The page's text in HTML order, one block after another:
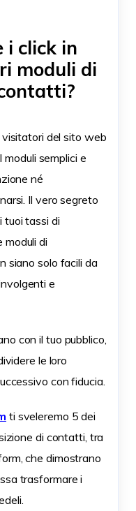
i click in
moduli di
del sito web
moduli semplici e
né
Il vero segreto
tuoi tassi di
di
siano solo facili da
e
con il tuo pubblico,
le loro
con fiducia.
ti sveleremo 5 dei
di contatti, tra
che dimostrano
trasformare i